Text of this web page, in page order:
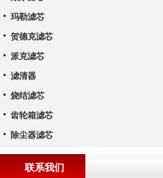
玛勒滤芯
贺德克滤芯
派克滤芯
滤清器
烧结滤芯
齿轮箱滤芯
除尘器滤芯
联系我们